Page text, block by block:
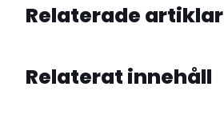
Relaterade artiklar
Relaterat innehåll